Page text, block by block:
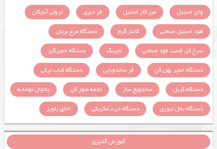
وان استیل
میز کار استیل فر دیزی
ترولی آبچکان
هود استیل صنعتی
کانتر گرم
دستگاه مرغ بریان
سرخ کن فست فود صنعتی
تاپینگ
دستگاه خمیرگیر
دستگاه خمیر پهن کن
فر ساندویچی
دستگاه کباب ترکی
دستگاه گریل
ساندویچ ساز تخمه شور کن
یخچال نوشابه
دستگاه بلال تنوری
دستگاه ذرت مکزیکی اجاق پلوپز
آموزش آشپزی